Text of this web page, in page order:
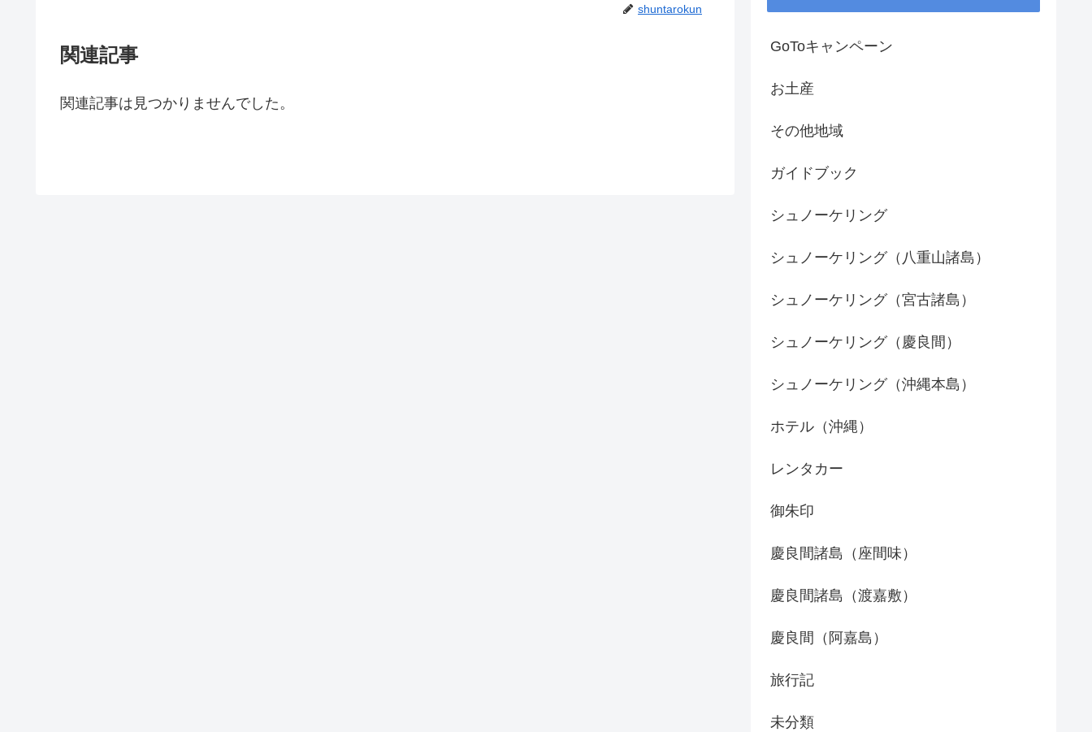
shuntarokun
関連記事
関連記事は見つかりませんでした。
GoToキャンペーン
お土産
その他地域
ガイドブック
シュノーケリング
シュノーケリング（八重山諸島）
シュノーケリング（宮古諸島）
シュノーケリング（慶良間）
シュノーケリング（沖縄本島）
ホテル（沖縄）
レンタカー
御朱印
慶良間諸島（座間味）
慶良間諸島（渡嘉敷）
慶良間（阿嘉島）
旅行記
未分類